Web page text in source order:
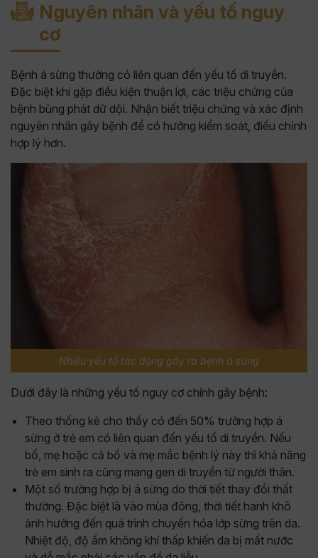
Nguyên nhân và yếu tố nguy
cơ
Bệnh á sừng thường có liên quan đến yếu tố di truyền.
Đặc biệt khi gặp điều kiện thuận lợi, các triệu chứng của
bệnh bùng phát dữ dội. Nhận biết triệu chứng và xác định
nguyên nhân gây bệnh để có hướng kiểm soát, điều chỉnh
hợp lý hơn.
Nhiều yếu tố tác động gây ra bệnh á sừng
Dưới đây là những yếu tố nguy cơ chính gây bệnh:
Theo thống kê cho thấy có đến 50% trường hợp á
sừng ở trẻ em có liên quan đến yếu tố di truyền. Nếu
bố, mẹ hoặc cả bố và mẹ mắc bệnh lý này thì khả năng
trẻ em sinh ra cũng mang gen di truyền từ người thân.
Một số trường hợp bị á sừng do thời tiết thay đổi thất
thường. Đặc biệt là vào mùa đông, thời tiết hanh khô
ảnh hưởng đến quá trình chuyển hóa lớp sừng trên da.
Nhiệt độ, độ ẩm không khí thấp khiến da bị mất nước